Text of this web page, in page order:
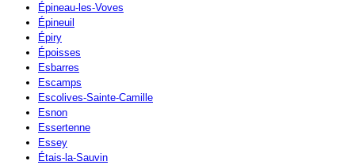
Épineau-les-Voves
Épineuil
Épiry
Époisses
Esbarres
Escamps
Escolives-Sainte-Camille
Esnon
Essertenne
Essey
Étais-la-Sauvin